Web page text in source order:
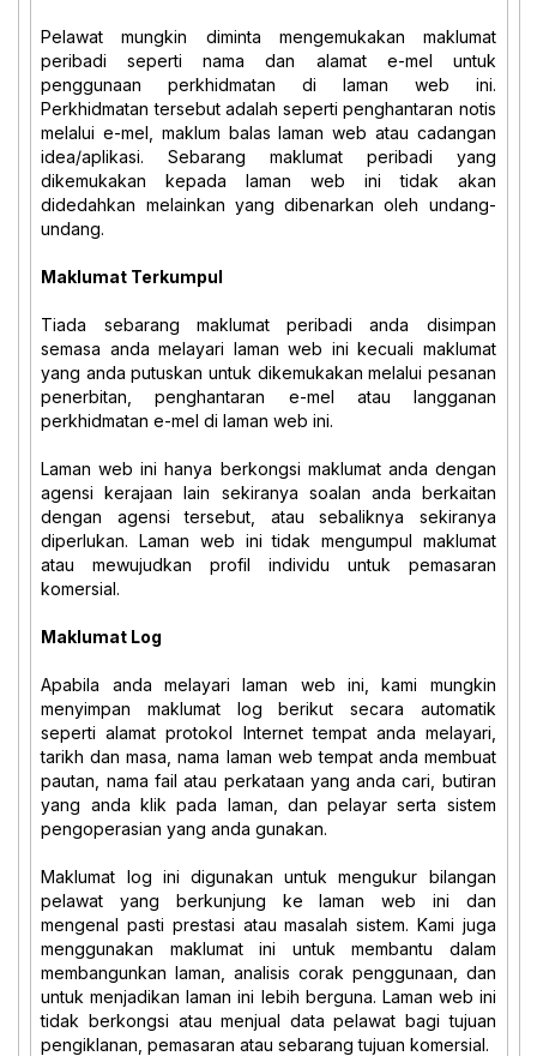
Pelawat mungkin diminta mengemukakan maklumat
peribadi seperti nama dan alamat e-mel untuk
penggunaan perkhidmatan di laman web ini.
Perkhidmatan tersebut adalah seperti penghantaran notis
melalui e-mel, maklum balas laman web atau cadangan
idea/aplikasi. Sebarang maklumat peribadi yang
dikemukakan kepada laman web ini tidak akan
didedahkan melainkan yang dibenarkan oleh undang-
undang.
Maklumat Terkumpul
Tiada sebarang maklumat peribadi anda disimpan
semasa anda melayari laman web ini kecuali maklumat
yang anda putuskan untuk dikemukakan melalui pesanan
penerbitan, penghantaran e-mel atau langganan
perkhidmatan e-mel di laman web ini.
Laman web ini hanya berkongsi maklumat anda dengan
agensi kerajaan lain sekiranya soalan anda berkaitan
dengan agensi tersebut, atau sebaliknya sekiranya
diperlukan. Laman web ini tidak mengumpul maklumat
atau mewujudkan profil individu untuk pemasaran
komersial.
Maklumat Log
Apabila anda melayari laman web ini, kami mungkin
menyimpan maklumat log berikut secara automatik
seperti alamat protokol Internet tempat anda melayari,
tarikh dan masa, nama laman web tempat anda membuat
pautan, nama fail atau perkataan yang anda cari, butiran
yang anda klik pada laman, dan pelayar serta sistem
pengoperasian yang anda gunakan.
Maklumat log ini digunakan untuk mengukur bilangan
pelawat yang berkunjung ke laman web ini dan
mengenal pasti prestasi atau masalah sistem. Kami juga
menggunakan maklumat ini untuk membantu dalam
membangunkan laman, analisis corak penggunaan, dan
untuk menjadikan laman ini lebih berguna. Laman web ini
tidak berkongsi atau menjual data pelawat bagi tujuan
pengiklanan, pemasaran atau sebarang tujuan komersial.